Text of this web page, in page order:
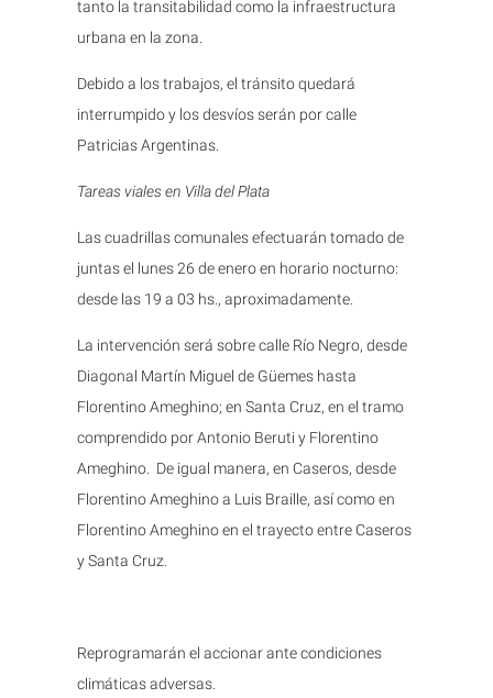
tanto la transitabilidad como la infraestructura
urbana en la zona.
Debido a los trabajos, el tránsito quedará
interrumpido y los desvíos serán por calle
Patricias Argentinas.
Tareas viales en Villa del Plata
Las cuadrillas comunales efectuarán tomado de
juntas el lunes 26 de enero en horario nocturno:
desde las 19 a 03 hs., aproximadamente.
La intervención será sobre calle Río Negro, desde
Diagonal Martín Miguel de Güemes hasta
Florentino Ameghino; en Santa Cruz, en el tramo
comprendido por Antonio Beruti y Florentino
Ameghino. De igual manera, en Caseros, desde
Florentino Ameghino a Luis Braille, así como en
Florentino Ameghino en el trayecto entre Caseros
y Santa Cruz.
Reprogramarán el accionar ante condiciones
climáticas adversas.